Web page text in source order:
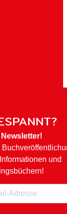
Newsletter!
und